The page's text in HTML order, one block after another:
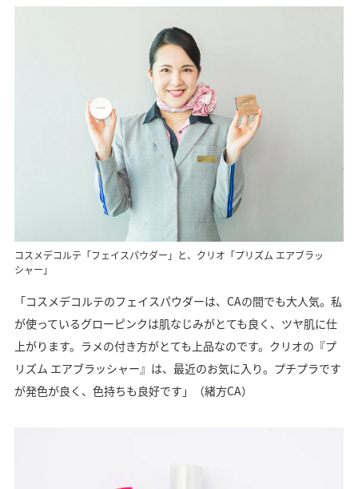
コスメデコルテ「フェイスパウダー」と、クリオ「プリズム エアブラッ
シャー」
「コスメデコルテのフェイスパウダーは、CAの間でも大人気。私
が使っているグローピンクは肌なじみがとても良く、ツヤ肌に仕
上がります。ラメの付き方がとても上品なのです。クリオの『プ
リズム エアブラッシャー』は、最近のお気に入り。プチプラです
が発色が良く、色持ちも良好です」（緒方CA）